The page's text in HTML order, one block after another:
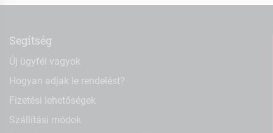
Segítség
Új ügyfél vagyok
Hogyan adjak le rendelést?
Fizetési lehetőségek
Szállítási módok